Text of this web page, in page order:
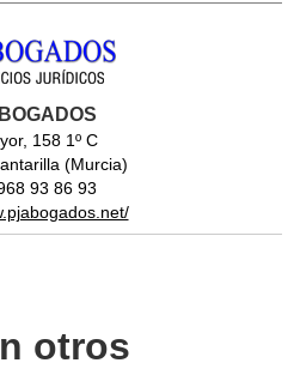
158 1º C
(Murcia)
93 86 93
otros